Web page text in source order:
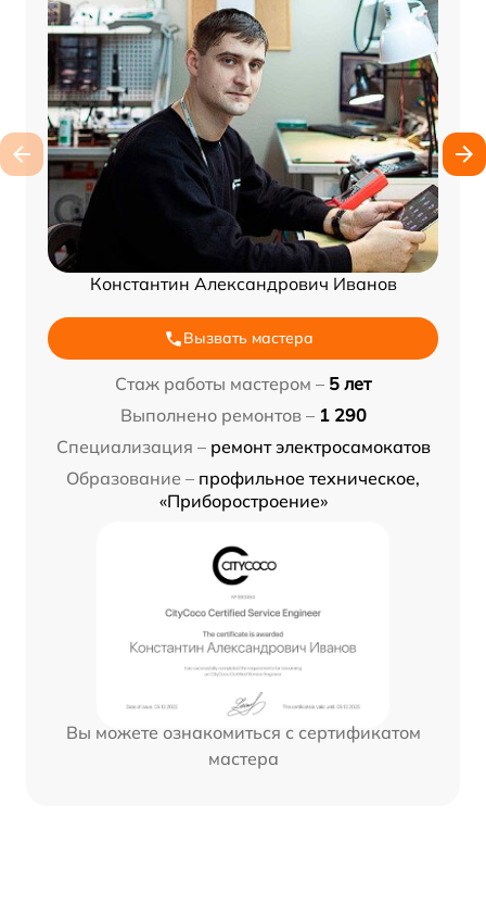
Константин Александрович Иванов
Вызвать мастера
Стаж работы мастером – 5 лет
Выполнено ремонтов – 1 290
Специализация – ремонт электросамокатов
Образование – профильное техническое,
«Приборостроение»
Вы можете ознакомиться с сертификатом
мастера